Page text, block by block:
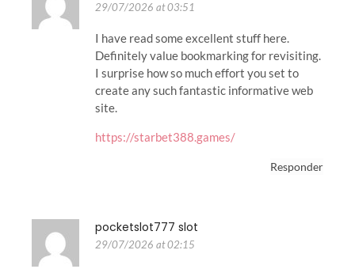
29/07/2026 at 03:51
I have read some excellent stuff here.
Definitely value bookmarking for revisiting.
I surprise how so much effort you set to
create any such fantastic informative web
site.
https://starbet388.games/
Responder
pocketslot777 slot
29/07/2026 at 02:15